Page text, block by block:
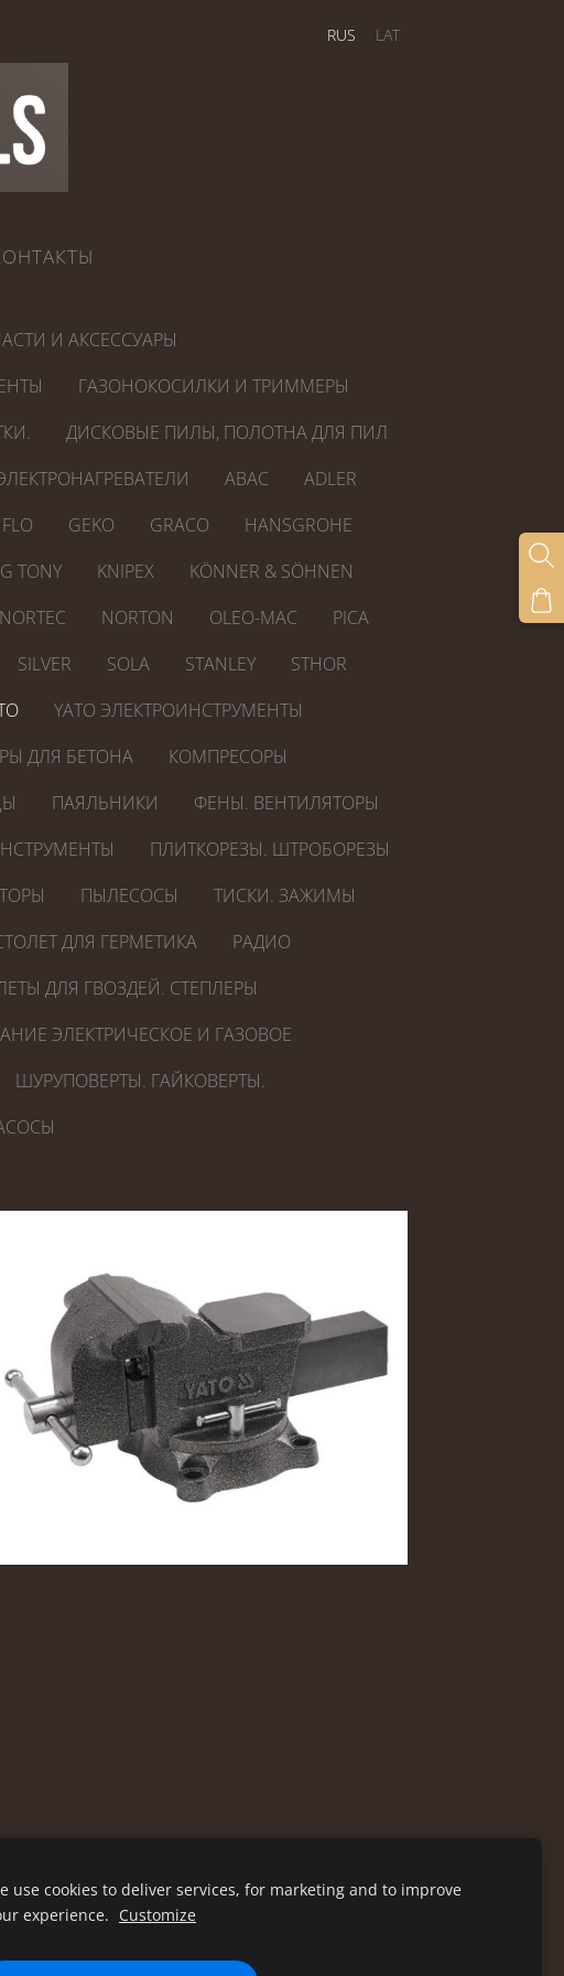
RUS LAT
И АКСЕССУАРЫ
ГАЗОНОКОСИЛКИ И ТРИММЕРЫ
ДИСКОВЫЕ ПИЛЫ, ПОЛОТНА ДЛЯ ПИЛ
ABAC
ADLER
FLO GEKO GRACO
HANSGROHE
TONY KNIPEX
KÖNNER & SÖHNEN
NORTEC NORTON OLEO-MAC
PICA
SILVER SOLA STANLEY
STHOR
YATO ЭЛЕКТРОИНСТРУМЕНТЫ
ДЛЯ БЕТОНА
КОМПРЕСОРЫ
ПАЯЛЬНИКИ
ФЕНЫ. ВЕНТИЛЯТОРЫ
ПЛИТКОРЕЗЫ. ШТРОБОРЕЗЫ
ПЫЛЕСОСЫ
ТИСКИ. ЗАЖИМЫ
ДЛЯ ГЕРМЕТИКА
РАДИО
ДЛЯ ГВОЗДЕЙ. СТЕПЛЕРЫ
ЭЛЕКТРИЧЕСКОЕ И ГАЗОВОЕ
ШУРУПОВЕРТЫ. ГАЙКОВЕРТЫ.
use cookies to deliver services, for marketing and to improve
experience. Customize